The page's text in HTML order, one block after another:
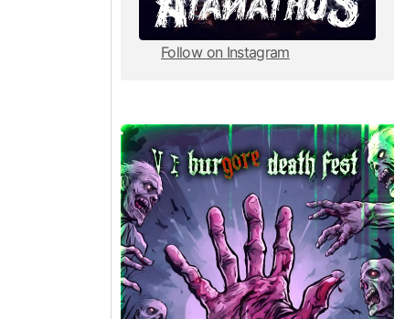
Follow on Instagram